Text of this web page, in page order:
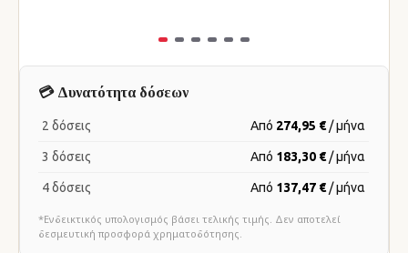
💳 Δυνατότητα δόσεων
2 δόσεις Από 274,95 € / μήνα
3 δόσεις Από 183,30 € / μήνα
4 δόσεις Από 137,47 € / μήνα
*Ενδεικτικός υπολογισμός βάσει τελικής τιμής. Δεν αποτελεί
δεσμευτική προσφορά χρηματοδότησης.